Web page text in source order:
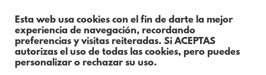
Esta web usa cookies con el fin de darte la mejor
experiencia de navegación, recordando
preferencias y visitas reiteradas. Si ACEPTAS
autorizas el uso de todas las cookies, pero puedes
personalizar o rechazar su uso.